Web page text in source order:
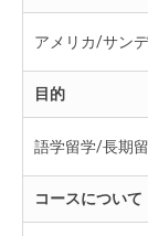
アメリカ/サン
目的
語学留学/長期
コースについて